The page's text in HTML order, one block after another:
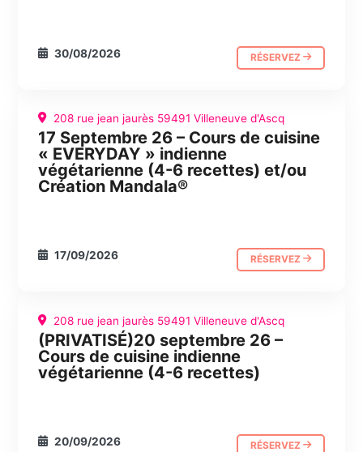
30/08/2026 RÉSERVEZ
CUISINE JOURNÉE ABC
208 rue jean jaurès 59491 Villeneuve d'Ascq
17 Septembre 26 – Cours de cuisine
« EVERYDAY » indienne
végétarienne (4-6 recettes) et/ou
Création Mandala®
17/09/2026 RÉSERVEZ
CUISINE JOURNÉE ABC
208 rue jean jaurès 59491 Villeneuve d'Ascq
(PRIVATISÉ)20 septembre 26 –
Cours de cuisine indienne
végétarienne (4-6 recettes)
20/09/2026 RÉSERVEZ